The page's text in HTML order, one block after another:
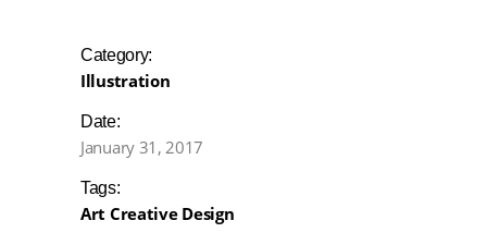
Category:
Illustration
Date:
January 31, 2017
Tags:
Art Creative Design